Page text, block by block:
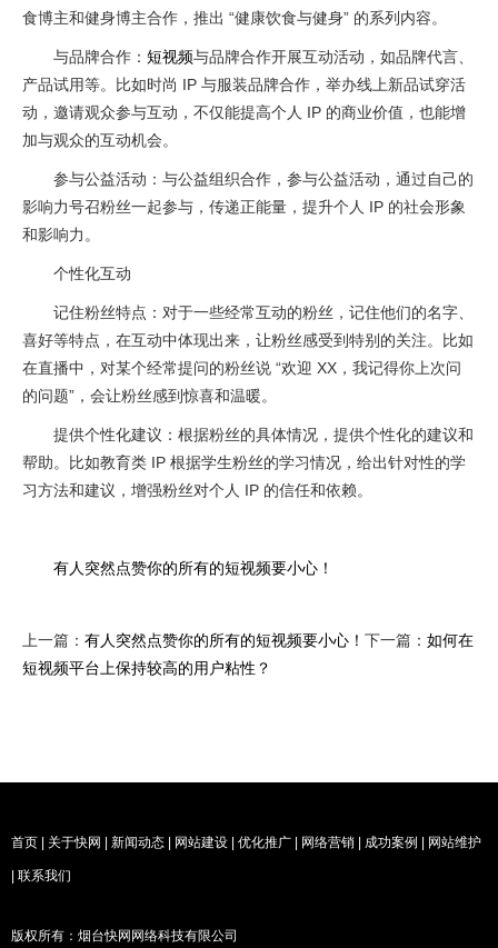
食博主和健身博主合作，推出 “健康饮食与健身” 的系列内容。
与品牌合作： 短视频与品牌合作开展互动活动，如品牌代言、
产品试用等。比如时尚 IP 与服装品牌合作，举办线上新品试穿活
动，邀请观众参与互动，不仅能提高个人 IP 的商业价值，也能增
加与观众的互动机会。
参与公益活动：与公益组织合作，参与公益活动，通过自己的
影响力号召粉丝一起参与，传递正能量，提升个人 IP 的社会形象
和影响力。
个性化互动
记住粉丝特点：对于一些经常互动的粉丝，记住他们的名字、
喜好等特点，在互动中体现出来，让粉丝感受到特别的关注。比如
在直播中，对某个经常提问的粉丝说 “欢迎 XX，我记得你上次问
的问题”，会让粉丝感到惊喜和温暖。
提供个性化建议：根据粉丝的具体情况，提供个性化的建议和
帮助。比如教育类 IP 根据学生粉丝的学习情况，给出针对性的学
习方法和建议，增强粉丝对个人 IP 的信任和依赖。
有人突然点赞你的所有的短视频要小心！
上一篇： 有人突然点赞你的所有的短视频要小心！ 下一篇： 如何在
短视频平台上保持较高的用户粘性？
首页 关于快网 新闻动态 网站建设 优化推广 网络营销 成功案例 网站维护
联系我们
版权所有：烟台快网网络科技有限公司